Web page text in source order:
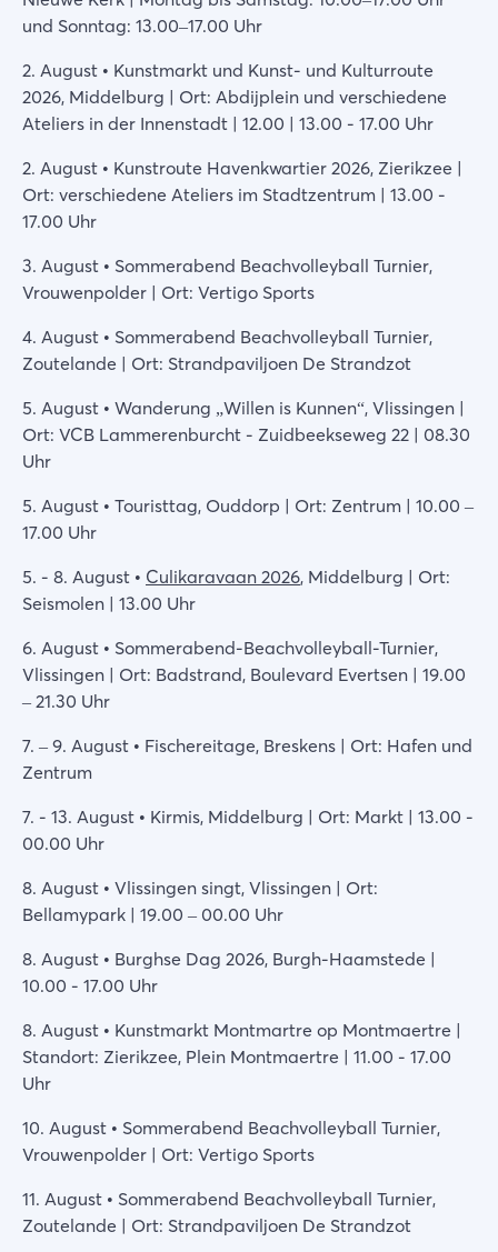
und Sonntag: 13.00–17.00 Uhr
2. August • Kunstmarkt und Kunst- und Kulturroute
2026, Middelburg | Ort: Abdijplein und verschiedene
Ateliers in der Innenstadt | 12.00 | 13.00 - 17.00 Uhr
2. August • Kunstroute Havenkwartier 2026, Zierikzee |
Ort: verschiedene Ateliers im Stadtzentrum | 13.00 -
17.00 Uhr
3. August • Sommerabend Beachvolleyball Turnier,
Vrouwenpolder | Ort: Vertigo Sports
4. August • Sommerabend Beachvolleyball Turnier,
Zoutelande | Ort: Strandpaviljoen De Strandzot
5. August • Wanderung „Willen is Kunnen“, Vlissingen |
Ort: VCB Lammerenburcht - Zuidbeekseweg 22 | 08.30
Uhr
5. August • Touristtag, Ouddorp | Ort: Zentrum | 10.00 –
17.00 Uhr
5. - 8. August • Culikaravaan 2026, Middelburg | Ort:
Seismolen | 13.00 Uhr
6. August • Sommerabend-Beachvolleyball-Turnier,
Vlissingen | Ort: Badstrand, Boulevard Evertsen | 19.00
– 21.30 Uhr
7. – 9. August • Fischereitage, Breskens | Ort: Hafen und
Zentrum
7. - 13. August • Kirmis, Middelburg | Ort: Markt | 13.00 -
00.00 Uhr
8. August • Vlissingen singt, Vlissingen | Ort:
Bellamypark | 19.00 – 00.00 Uhr
8. August • Burghse Dag 2026, Burgh-Haamstede |
10.00 - 17.00 Uhr
8. August • Kunstmarkt Montmartre op Montmaertre |
Standort: Zierikzee, Plein Montmaertre | 11.00 - 17.00
Uhr
10. August • Sommerabend Beachvolleyball Turnier,
Vrouwenpolder | Ort: Vertigo Sports
11. August • Sommerabend Beachvolleyball Turnier,
Zoutelande | Ort: Strandpaviljoen De Strandzot